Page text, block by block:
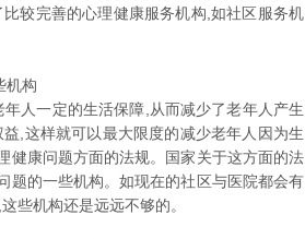
较完善的心理健康服务机构,如社区服务机
机构
人一定的生活保障,从而减少了老年人产生
,这样就可以最大限度的减少老年人因为生
健康问题方面的法规。国家关于这方面的法
题的一些机构。如现在的社区与医院都会有
些机构还是远远不够的。